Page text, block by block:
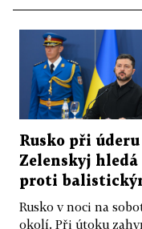
Rusko při
Zelenskyj
proti
Rusko v noci na
okolí. Při útoku